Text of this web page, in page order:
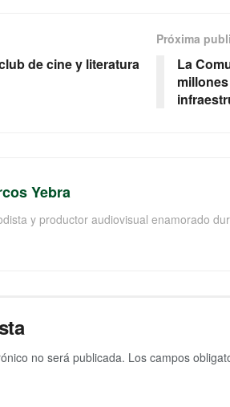
de cine y literatura
Próxima
La
Yebra
y productor audiovisual enamorado
no será publicada. Los campos